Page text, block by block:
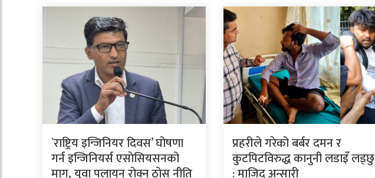
`राष्ट्रिय इन्जिनियर दिवस’ घोषणा
गर्न इन्जिनियर्स एसाेसियसनको
माग, युवा पलायन रोक्न ठोस नीति
प्रहरीले गरेको बर्बर दमन र
कुटपिटविरुद्ध कानुनी लडाइँ लड्छु
: माजिद अन्सारी